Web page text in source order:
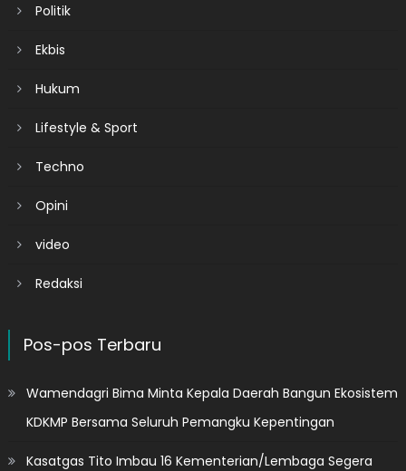
Politik
Ekbis
Hukum
Lifestyle & Sport
Techno
Opini
video
Redaksi
Pos-pos Terbaru
Wamendagri Bima Minta Kepala Daerah Bangun Ekosistem
KDKMP Bersama Seluruh Pemangku Kepentingan
Kasatgas Tito Imbau 16 Kementerian/Lembaga Segera